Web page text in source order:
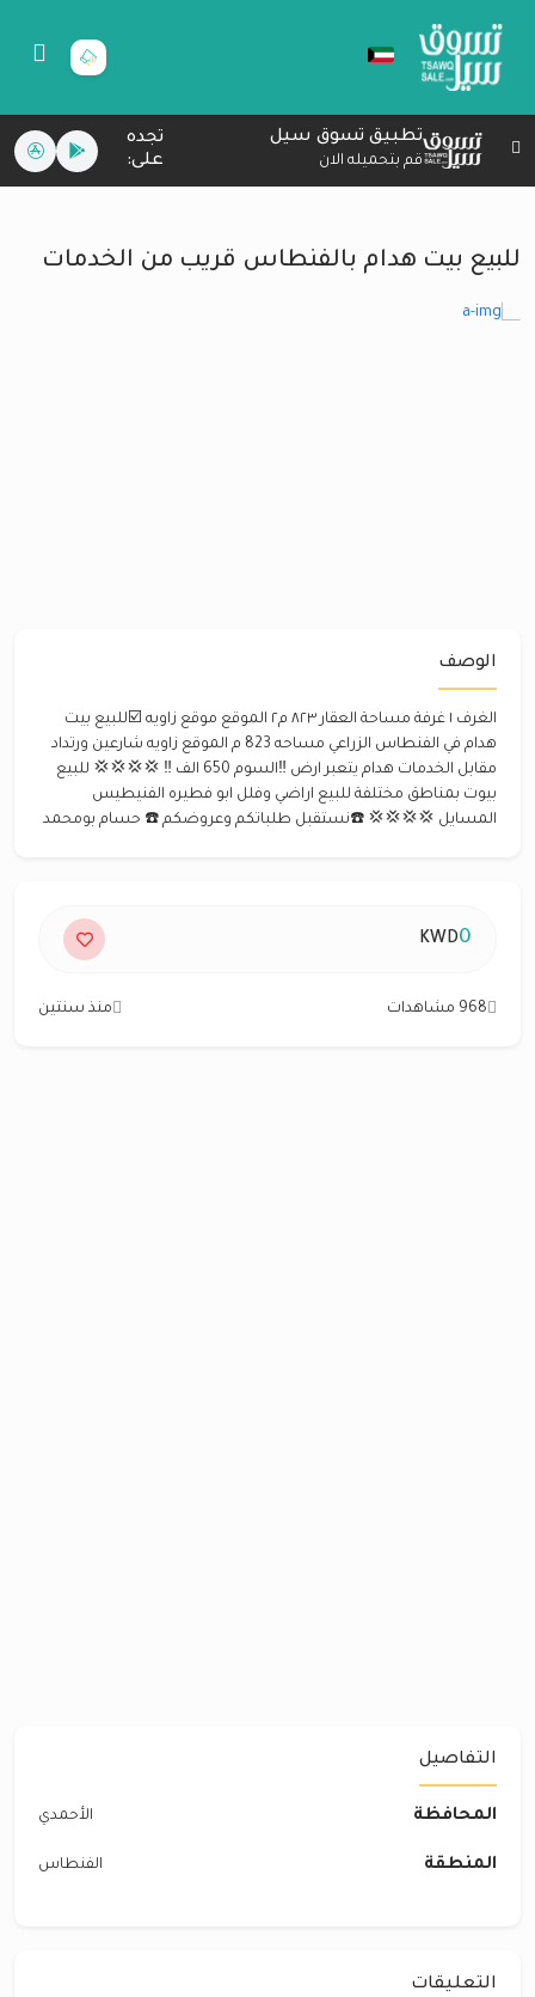
تطبيق تسوق سيل
قم بتحميله الان
تجده
على:
للبيع بيت هدام بالفنطاس قريب من الخدمات
الوصف
الغرف ١ غرفة مساحة العقار ٨٢٣ م٢ الموقع موقع زاويه ☑️للبيع بيت
هدام في الفنطاس الزراعي مساحه 823 م الموقع زاويه شارعين ورتداد
مقابل الخدمات هدام يتعبر ارض ‼️السوم 650 الف ‼️ 💢💢💢💢 للبيع
بيوت بمناطق مختلفة للبيع اراضي وفلل ابو فطيره الفنيطيس
المسايل 💢💢💢💢 ☎️نستقبل طلباتكم وعروضكم ☎️ حسام بومحمد
0
KWD
968 مشاهدات منذ سنتين
التفاصيل
المحافظة الأحمدي
المنطقة الفنطاس
التعليقات